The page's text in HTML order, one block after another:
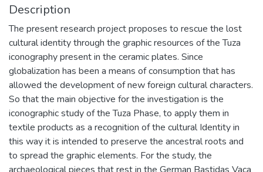
Description
The present research project proposes to rescue the lost
cultural identity through the graphic resources of the Tuza
iconography present in the ceramic plates. Since
globalization has been a means of consumption that has
allowed the development of new foreign cultural characters.
So that the main objective for the investigation is the
iconographic study of the Tuza Phase, to apply them in
textile products as a recognition of the cultural Identity in
this way it is intended to preserve the ancestral roots and
to spread the graphic elements. For the study, the